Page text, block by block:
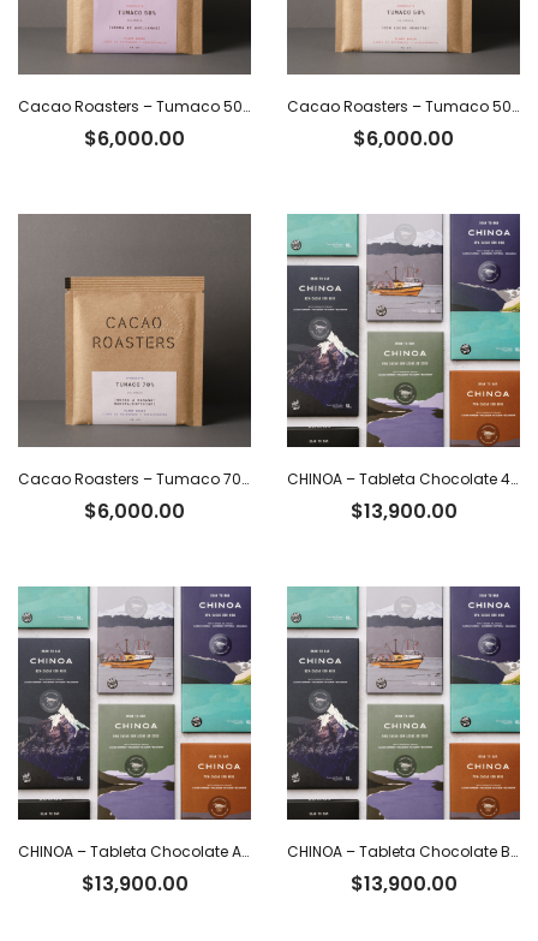
Cacao Roasters – Tumaco 50% c/crema de avellanas
$6,000.00
Cacao Roasters – Tumaco 50% c/leche vegetal
$6,000.00
Cacao Roasters – Tumaco 70% x 40 g
$6,000.00
CHINOA – Tableta Chocolate 40% con leche y café x 50 g
$13,900.00
CHINOA – Tableta Chocolate Amargo 100% Cacao x 50 g
$13,900.00
CHINOA – Tableta Chocolate Blanco 36% Cacao Ecuatoriano x 50 g
$13,900.00